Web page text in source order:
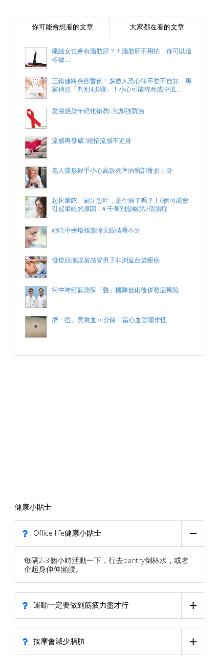
你可能會想看的文章 大家都在看的文章
纖細女也會有脂肪肝？！脂肪肝不用怕，你可以這
樣做....
三鐵健將突然昏倒！多數人恐心律不整不自知，專
家傳授「判別4步驟」！小心可能猝死或中風...
愛滋感染年輕化衛教E化加強防治
流感再發威7絕招流感不近身
老人隱形殺手小心高致死率的髖部骨折上身
起床暈眩、刷牙想吐，是生病了嗎？！6個可能會
引起暈眩的原因...＃千萬別忽略第3個病症
她吃中藥燉雞湯隔天眼睛看不到
發燒頭痛誤當感冒男子非洲返台染瘧疾
術中神經監測保「聲」機降低術後併發症風險
擠「痘」竟噴血30分鐘！當心血管瘤作怪...
健康小貼士
Office life健康小貼士
每隔2-3個小時活動一下，行去pantry倒杯水，或者
企起身伸伸懶腰。
運動一定要做到筋疲力盡才行
按摩會減少脂肪